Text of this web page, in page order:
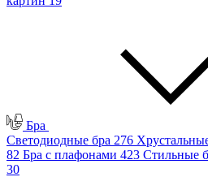
Бра
Светодиодные бра 276
82 Бра с плафонами 423 Стильные
30